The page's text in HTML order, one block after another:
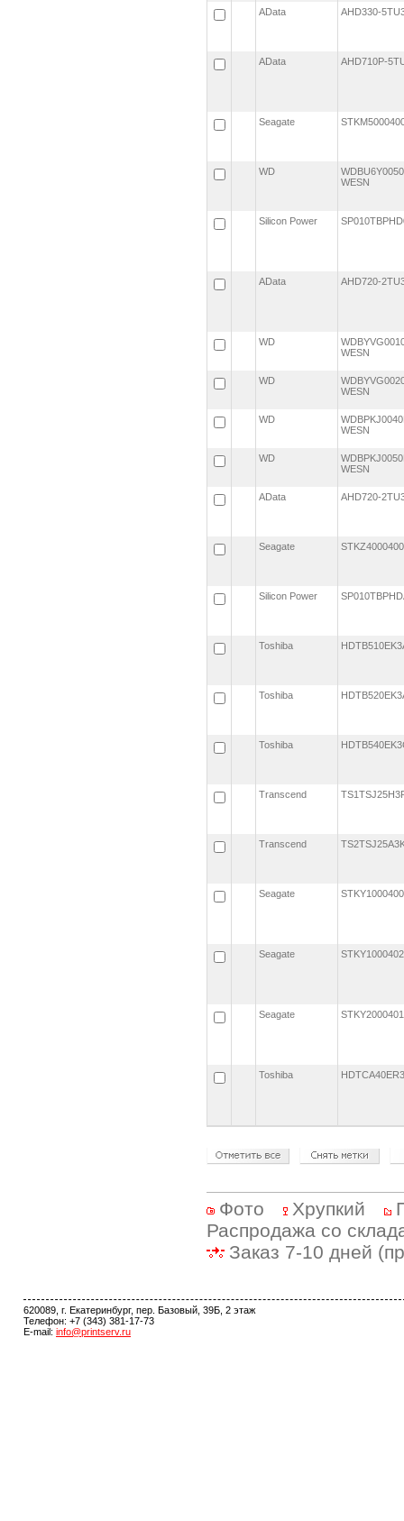
AData AHD330-
AData AHD710P-
Seagate
WD
WESN
Silicon Power
AData AHD720-
WD
WESN
WD
WESN
WD
WESN
WD
WESN
AData AHD720-
Seagate
Silicon Power
Toshiba
Toshiba
Toshiba
Transcend
Transcend
Seagate
Seagate
Seagate
Toshiba
Фото Хрупкий
Распродажа со
Заказ 7-10 дней
620089, г. Екатеринбург, пер. Базовый, 39Б, 2 этаж
Телефон: +7 (343) 381-17-73
E-mail: info@printserv.ru